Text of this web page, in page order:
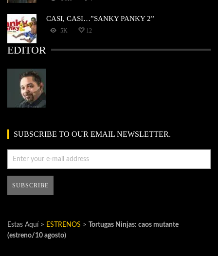
CASI, CASI…”SANKY PANKY 2”
5K 12
EDITOR
SUBSCRIBE TO OUR EMAIL NEWSLETTER.
Estas Aquí > ESTRENOS > Tortugas Ninjas: caos mutante
(estreno/10 agosto)